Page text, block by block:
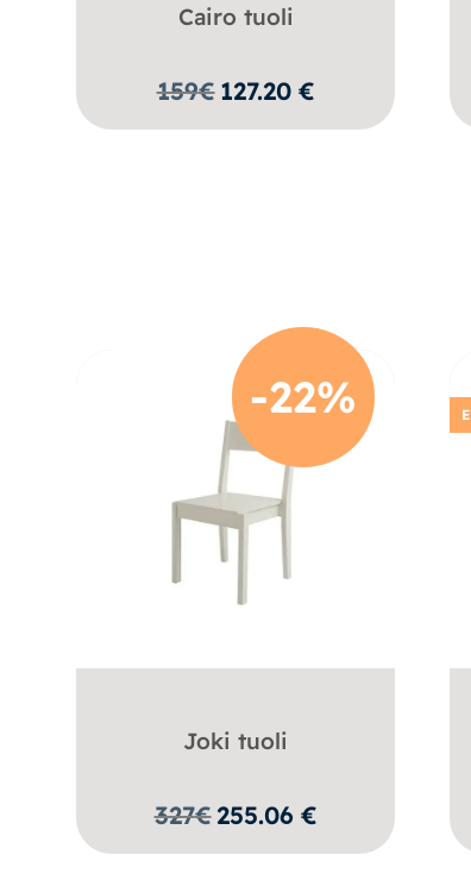
Cairo tuoli
159€ 127.20 €
-22%
Joki tuoli
327€ 255.06 €